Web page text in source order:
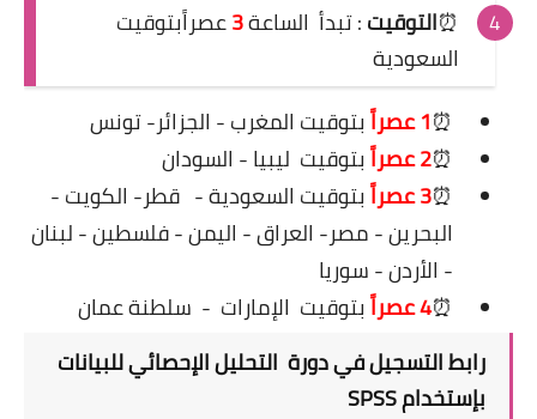
⏰التوقيت:تبدأ الساعة3عصراًبتوقيت
السعودية
⏰
1عصراًبتوقيت المغرب - الجزائر- تونس
⏰
2عصراًبتوقيت ليبيا - السودان
⏰
3عصراًبتوقيت السعودية - قطر- الكويت -
البحرين - مصر- العراق - اليمن - فلسطين - لبنان
- الأردن - سوريا
⏰
4عصراًبتوقيت الإمارات - سلطنة عمان
رابط التسجيل في دورة التحليل الإحصائي للبيانات
بإستخدام SPSS